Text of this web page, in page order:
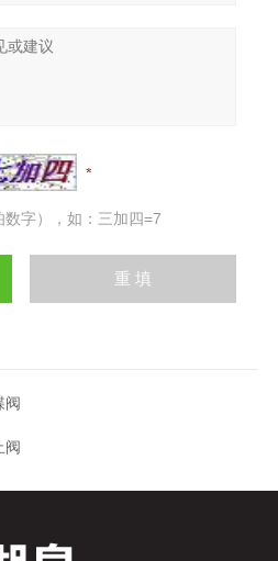
字），如：三加四=7
阀
阀